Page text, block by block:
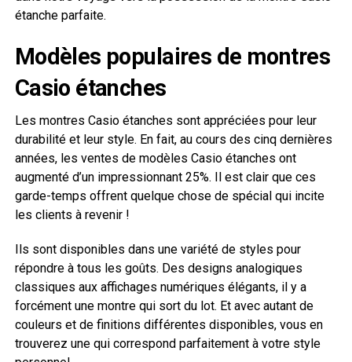
étanche parfaite.
Modèles populaires de montres
Casio étanches
Les montres Casio étanches sont appréciées pour leur
durabilité et leur style. En fait, au cours des cinq dernières
années, les ventes de modèles Casio étanches ont
augmenté d’un impressionnant 25%. Il est clair que ces
garde-temps offrent quelque chose de spécial qui incite
les clients à revenir !
Ils sont disponibles dans une variété de styles pour
répondre à tous les goûts. Des designs analogiques
classiques aux affichages numériques élégants, il y a
forcément une montre qui sort du lot. Et avec autant de
couleurs et de finitions différentes disponibles, vous en
trouverez une qui correspond parfaitement à votre style